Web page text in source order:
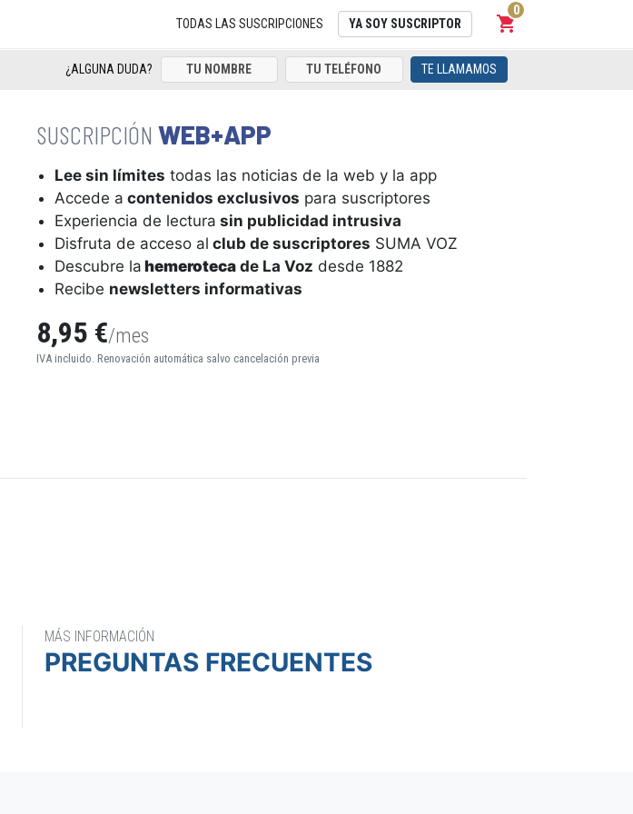
TODAS LAS SUSCRIPCIONES YA SOY SUSCRIPTOR shopping_cart
Carrito
0
¿ALGUNA DUDA? TE LLAMAMOS
WEB+APP
Lee sin límites todas las noticias de la web y la app
Accede a contenidos exclusivos para suscriptores
Experiencia de lectura sin publicidad intrusiva
Disfruta de acceso al club de suscriptores SUMA VOZ
Descubre la hemeroteca de La Voz desde 1882
Recibe newsletters informativas
8,95 €/mes
IVA incluido. Renovación automática salvo cancelación previa
MÁS INFORMACIÓN
PREGUNTAS FRECUENTES